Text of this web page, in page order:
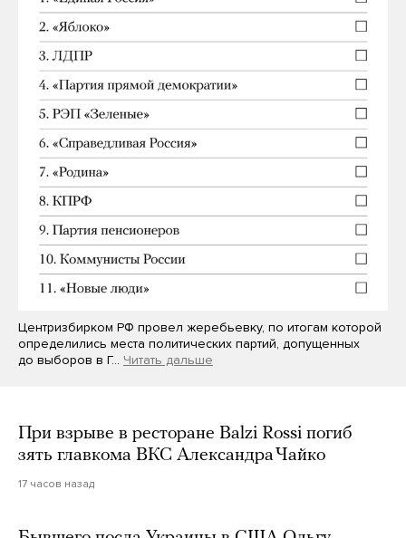
Центризбирком РФ провел жеребьевку, по итогам которой
определились места политических партий, допущенных
до выборов в Г… Читать дальше
При взрыве в ресторане Balzi Rossi погиб
зять главкома ВКС Александра Чайко
17 часов назад